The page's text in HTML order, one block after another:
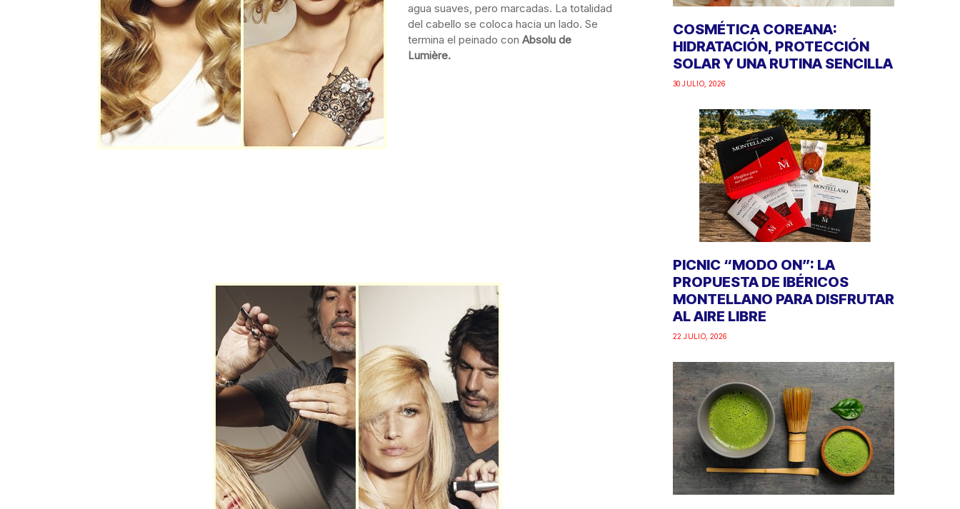
agua suaves, pero marcadas. La totalidad
del cabello se coloca hacia un lado. Se
termina el peinado con Absolu de
Lumière.
COSMÉTICA COREANA:
HIDRATACIÓN, PROTECCIÓN
SOLAR Y UNA RUTINA SENCILLA
30 JULIO, 2026
PICNIC “MODO ON”: LA
PROPUESTA DE IBÉRICOS
MONTELLANO PARA DISFRUTAR
AL AIRE LIBRE
22 JULIO, 2026